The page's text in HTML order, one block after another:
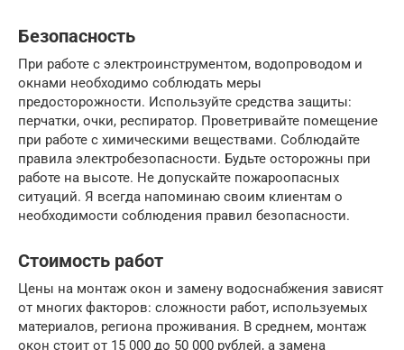
Безопасность
При работе с электроинструментом, водопроводом и
окнами необходимо соблюдать меры
предосторожности. Используйте средства защиты:
перчатки, очки, респиратор. Проветривайте помещение
при работе с химическими веществами. Соблюдайте
правила электробезопасности. Будьте осторожны при
работе на высоте. Не допускайте пожароопасных
ситуаций. Я всегда напоминаю своим клиентам о
необходимости соблюдения правил безопасности.
Стоимость работ
Цены на монтаж окон и замену водоснабжения зависят
от многих факторов: сложности работ, используемых
материалов, региона проживания. В среднем, монтаж
окон стоит от 15 000 до 50 000 рублей, а замена